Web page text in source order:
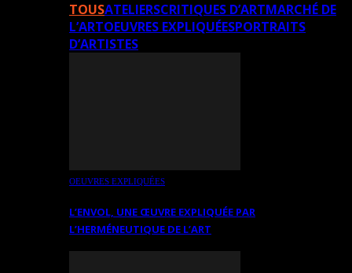
TOUSATELIERSCRITIQUES D’ARTMARCHÉ DE
L’ARTOEUVRES EXPLIQUÉESPORTRAITS
D’ARTISTES
OEUVRES EXPLIQUÉES
L’ENVOL, UNE ŒUVRE EXPLIQUÉE PAR
L’HERMÉNEUTIQUE DE L’ART